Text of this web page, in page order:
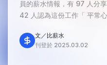
員的薪水情報，有 97 人分
42 人認為這份工作「 平常
文／比薪水
刊登於 2025.03.02